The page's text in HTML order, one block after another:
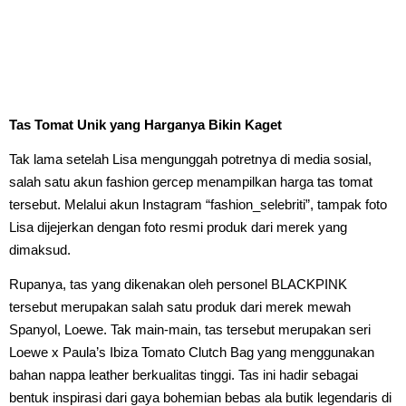
Tas Tomat Unik yang Harganya Bikin Kaget
Tak lama setelah Lisa mengunggah potretnya di media sosial,
salah satu akun fashion gercep menampilkan harga tas tomat
tersebut. Melalui akun Instagram “fashion_selebriti”, tampak foto
Lisa dijejerkan dengan foto resmi produk dari merek yang
dimaksud.
Rupanya, tas yang dikenakan oleh personel BLACKPINK
tersebut merupakan salah satu produk dari merek mewah
Spanyol, Loewe. Tak main-main, tas tersebut merupakan seri
Loewe x Paula’s Ibiza Tomato Clutch Bag yang menggunakan
bahan nappa leather berkualitas tinggi. Tas ini hadir sebagai
bentuk inspirasi dari gaya bohemian bebas ala butik legendaris di